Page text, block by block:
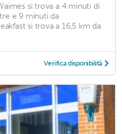
si trova a 4 minuti di
e 9 minuti da
si trova a 16,5 km da
Verifica disponibilità